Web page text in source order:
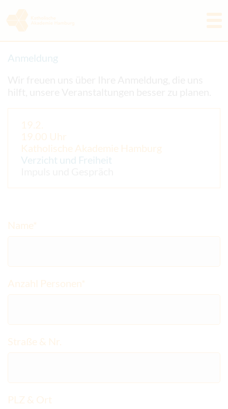
Tagungshaus
Kontakt
Anmeldung
19.2.
19.00 Uhr
Katholische Akademie Hamburg
Verzicht und Freiheit
Name*
Anzahl Personen*
Straße & Nr.
PLZ & Ort